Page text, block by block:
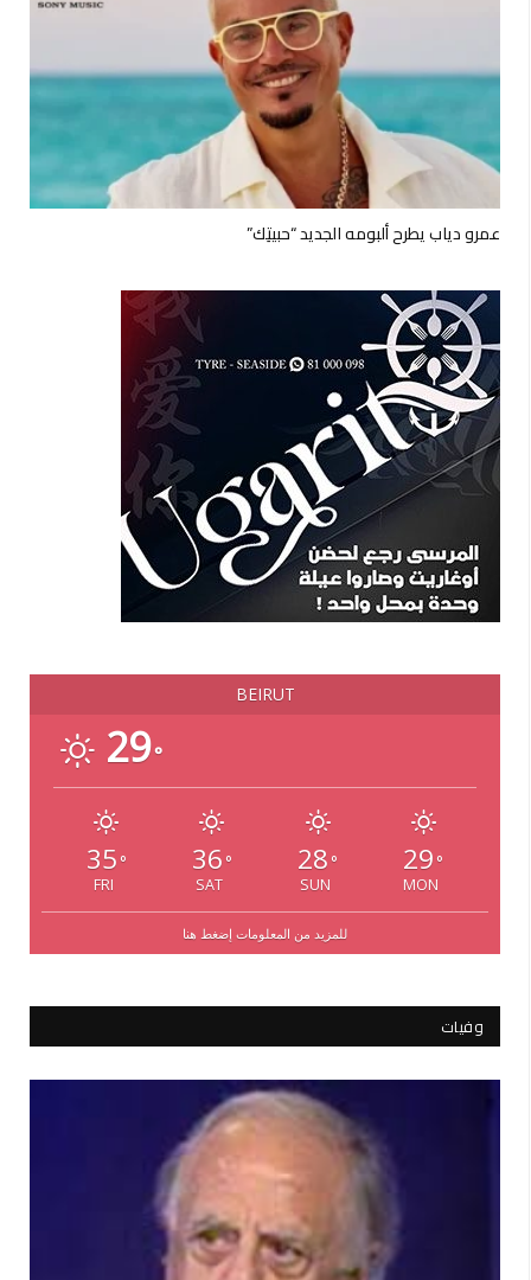
عمرو دياب يطرح ألبومه الجديد “حبيتِك”
BEIRUT
29°
35 °
FRI
36 °
SAT
28 °
SUN
29 °
MON
للمزيد من المعلومات إضغط هنا
وفيات